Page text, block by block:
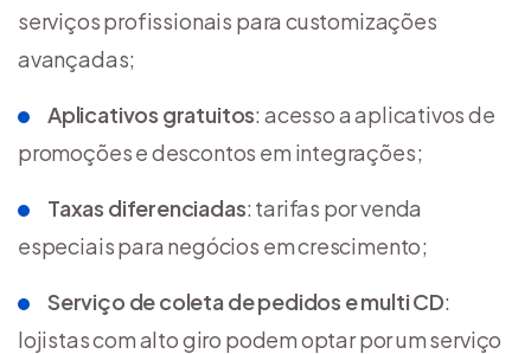
serviços profissionais para customizações
avançadas;
Aplicativos gratuitos: acesso a aplicativos de
promoções e descontos em integrações;
Taxas diferenciadas: tarifas por venda
especiais para negócios em crescimento;
Serviço de coleta de pedidos e multi CD:
lojistas com alto giro podem optar por um serviço